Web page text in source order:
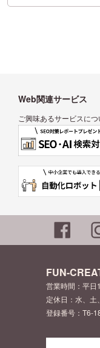
Web関連サービス
ご興味あるサービスにつ
FUN-
営業時間：平
定休日：水、土
登録番号：T6-